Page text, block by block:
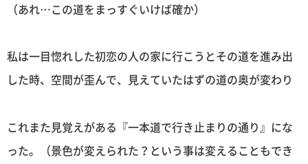
（あれ…この道をまっすぐいけば確か）
私は一目惚れした初恋の人の家に行こうとその道を進み出
した時、空間が歪んで、見えていたはずの道の奥が変わり
これまた見覚えがある『一本道で行き止まりの通り』にな
った。（景色が変えられた？という事は変えることもでき